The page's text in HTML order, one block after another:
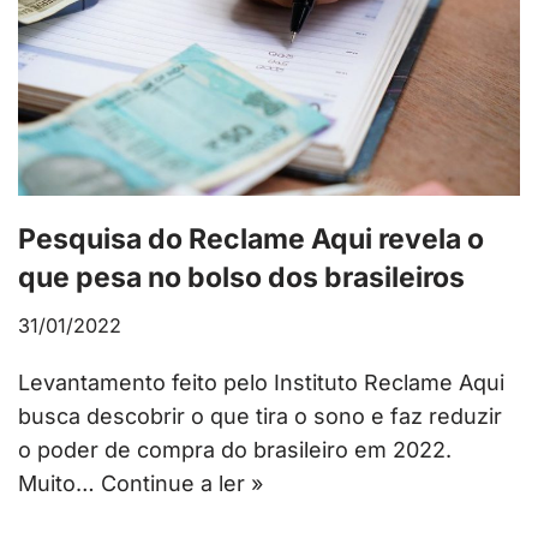
Pesquisa do Reclame Aqui revela o
que pesa no bolso dos brasileiros
31/01/2022
Levantamento feito pelo Instituto Reclame Aqui
busca descobrir o que tira o sono e faz reduzir
o poder de compra do brasileiro em 2022.
Muito… Continue a ler »